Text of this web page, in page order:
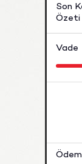
Son
Özeti
Vade